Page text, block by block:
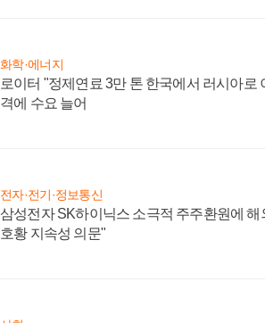
화학·에너지
로이터 "정제연료 3만 톤 한국에서 러시아로
격에 수요 늘어
전자·전기·정보통신
삼성전자 SK하이닉스 소극적 주주환원에 해
호황 지속성 의문"